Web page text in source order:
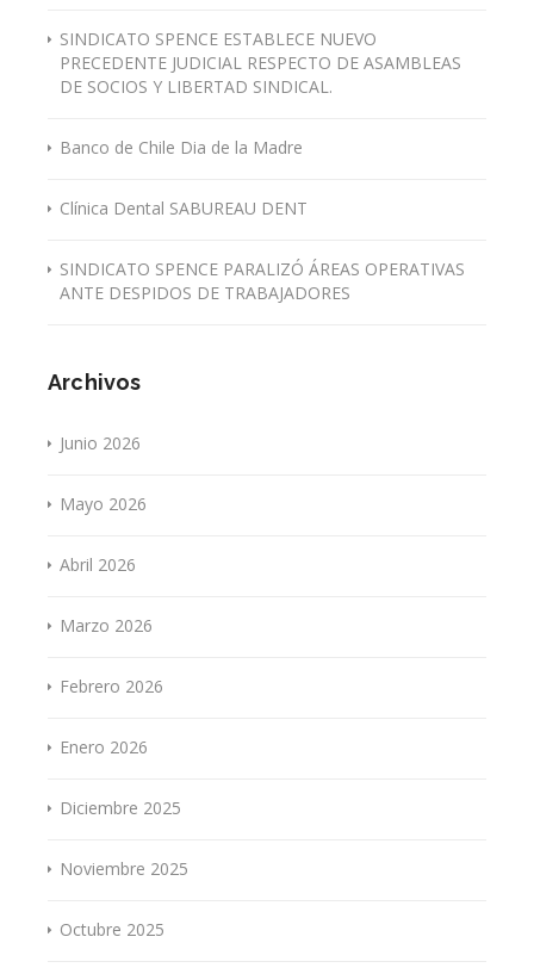
SINDICATO SPENCE ESTABLECE NUEVO
PRECEDENTE JUDICIAL RESPECTO DE ASAMBLEAS
DE SOCIOS Y LIBERTAD SINDICAL.
Banco de Chile Dia de la Madre
Clínica Dental SABUREAU DENT
SINDICATO SPENCE PARALIZÓ ÁREAS OPERATIVAS
ANTE DESPIDOS DE TRABAJADORES
Archivos
Junio 2026
Mayo 2026
Abril 2026
Marzo 2026
Febrero 2026
Enero 2026
Diciembre 2025
Noviembre 2025
Octubre 2025